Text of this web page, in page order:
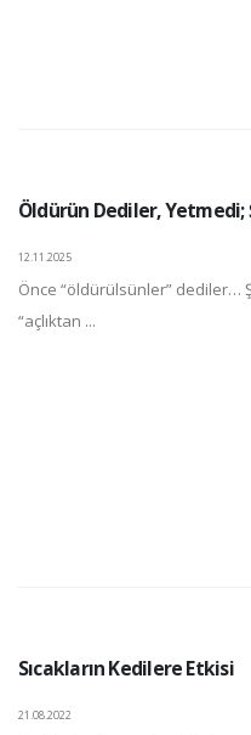
Öldürün Dediler, Yetmedi;
12.11.2025
Önce “öldürülsünler” dediler…
“açlıktan ...
Sıcakların Kedilere Etkisi
21.08.2022